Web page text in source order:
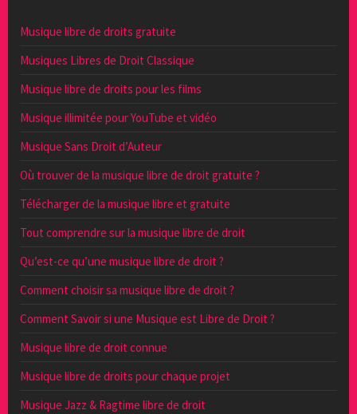
Musique libre de droits gratuite
Musiques Libres de Droit Classique
Musique libre de droits pour les films
Musique illimitée pour YouTube et vidéo
Musique Sans Droit d’Auteur
Où trouver de la musique libre de droit gratuite ?
Télécharger de la musique libre et gratuite
Tout comprendre sur la musique libre de droit
Qu’est-ce qu’une musique libre de droit ?
Comment choisir sa musique libre de droit ?
Comment Savoir si une Musique est Libre de Droit ?
Musique libre de droit connue
Musique libre de droits pour chaque projet
Musique Jazz & Ragtime libre de droit